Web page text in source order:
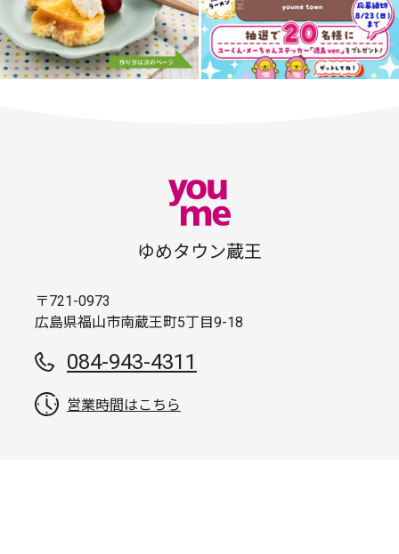
ゆめタウン蔵王
〒721-0973
広島県福山市南蔵王町5丁目9-18
084-943-4311
営業時間はこちら